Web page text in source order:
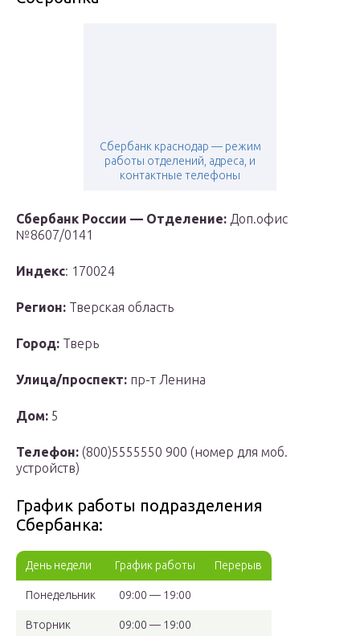
Сбербанк краснодар — режим
работы отделений, адреса, и
контактные телефоны
Сбербанк России — Отделение: Доп.офис
№8607/0141
Индекс: 170024
Регион: Тверская область
Город: Тверь
Улица/проспект: пр-т Ленина
Дом: 5
Телефон: (800)5555550 900 (номер для моб.
устройств)
График работы подразделения
Сбербанка:
День недели График работы Перерыв
Понедельник 09:00 — 19:00
Вторник 09:00 — 19:00